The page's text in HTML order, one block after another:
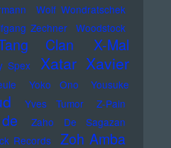
Wolf Wondratschek
Zechner
Woodstock
Clan
X-Mal
Spex Xatar Xavier
Yoko Ono
Yousuke
Yves Tumor
Z-Pain
Zaho De Sagazan
Records Zoh Amba